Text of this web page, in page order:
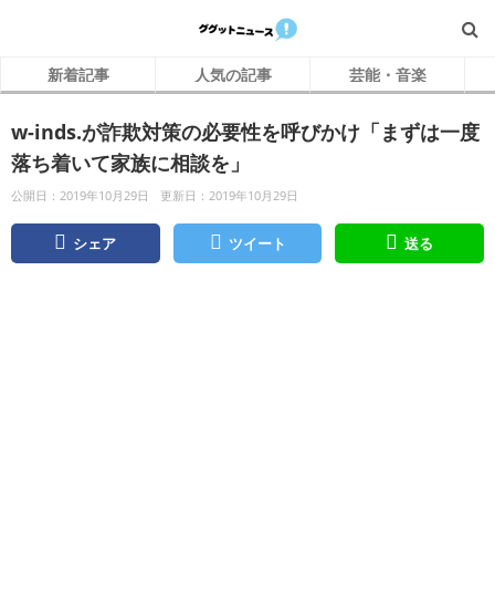
新着記事 人気の記事 芸能・音楽
w-inds.が詐欺対策の必要性を呼びかけ「まずは一度
落ち着いて家族に相談を」
公開日：2019年10月29日 更新日：2019年10月29日
シェア ツイート 送る